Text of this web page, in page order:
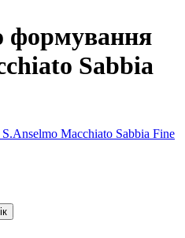
формування
Sabbia